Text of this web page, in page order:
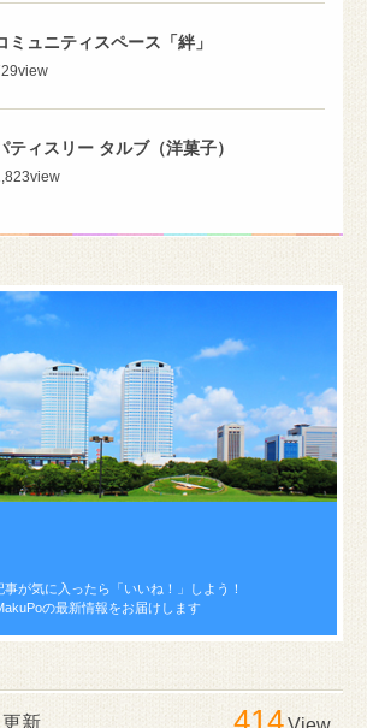
ミュニティスペース「絆」
view
ティスリー タルブ（洋菓子）
view
事が気に入ったら 「いいね！」しよう！
の最新情報をお届けします
新